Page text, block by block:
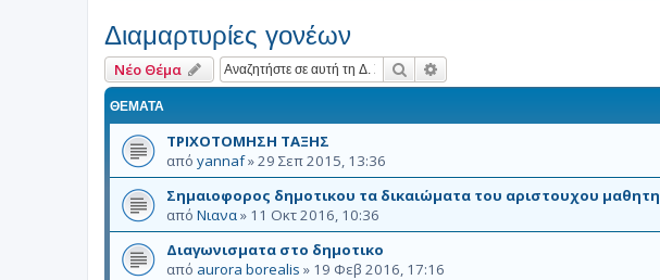
Διαμαρτυρίες γονέων
Νέο Θέμα Αναζήτηση
ΘΈΜΑΤΑ
ΤΡΙΧΟΤΟΜΗΣΗ ΤΑΞΗΣ
από yannaf»29 Σεπ 2015, 13:36
Σημαιοφορος δημοτικου τα δικαιώματα του αριστουχου μαθητη
από Νιανα» 11 Οκτ 2016, 10:36
Διαγωνισματα στο δημοτικο
από aurora borealis » 19 Φεβ 2016, 17:16